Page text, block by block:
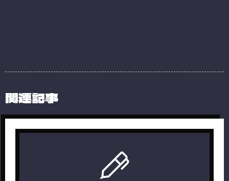
関連記事